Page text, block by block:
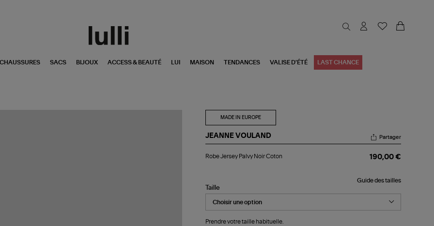
SACS BIJOUX ACCESS & BEAUTÉ LUI MAISON TENDANCES VALISE D'ÉTÉ LAST CHANCE
MADE IN EUROPE
JEANNE VOULAND
Jersey
Partager
Robe Jersey Palvy Noir Coton 190,00 €
Guide des tailles
Taille
Prendre votre taille habituelle.